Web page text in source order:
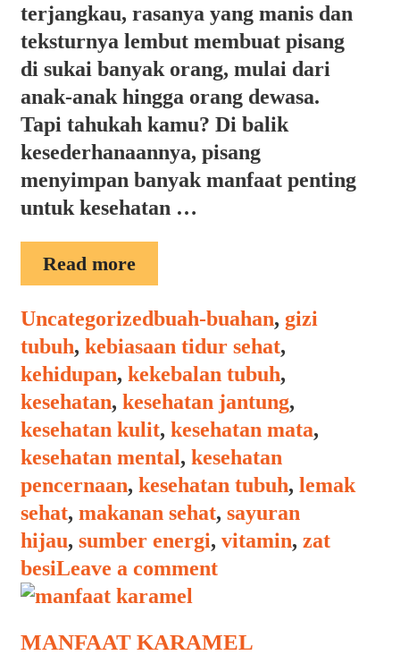
terjangkau, rasanya yang manis dan
teksturnya lembut membuat pisang
di sukai banyak orang, mulai dari
anak-anak hingga orang dewasa.
Tapi tahukah kamu? Di balik
kesederhanaannya, pisang
menyimpan banyak manfaat penting
untuk kesehatan …
Read moreMANFAAT
PISANG
Categories
UncategorizedTags
buah-buahan, gizi
tubuh, kebiasaan tidur sehat,
kehidupan, kekebalan tubuh,
kesehatan, kesehatan jantung,
kesehatan kulit, kesehatan mata,
kesehatan mental, kesehatan
pencernaan, kesehatan tubuh, lemak
sehat, makanan sehat, sayuran
hijau, sumber energi, vitamin, zat
besiLeave a comment
MANFAAT KARAMEL